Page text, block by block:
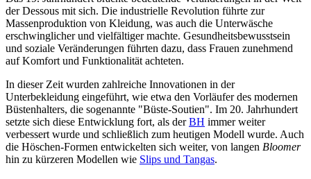
der Dessous mit sich. Die industrielle Revolution führte zur
Massenproduktion von Kleidung, was auch die Unterwäsche
erschwinglicher und vielfältiger machte. Gesundheitsbewusstsein
und soziale Veränderungen führten dazu, dass Frauen zunehmend
auf Komfort und Funktionalität achteten.
In dieser Zeit wurden zahlreiche Innovationen in der
Unterbekleidung eingeführt, wie etwa den Vorläufer des modernen
Büstenhalters, die sogenannte "Büste-Soutien". Im 20. Jahrhundert
setzte sich diese Entwicklung fort, als derBH immer weiter
verbessert wurde und schließlich zum heutigen Modell wurde. Auch
die Höschen-Formen entwickelten sich weiter, von langen Bloomer
hin zu kürzeren Modellen wie Slips und Tangas.